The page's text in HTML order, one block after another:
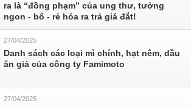
ra là “đồng phạm” của ung thư, tưởng
ngon - bổ - rẻ hóa ra trả giá đắt!
27/04/2025
Danh sách các loại mì chính, hạt nêm, dầu
ăn giả của công ty Famimoto
27/04/2025